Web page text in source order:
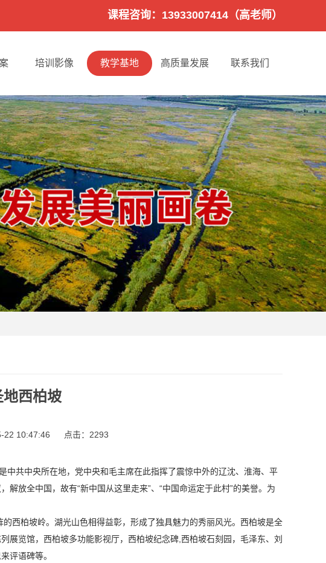
课程咨询：13933007414（高老师）
培训影像 教学基地 高质量发展 联系我们
地西柏坡
22 10:47:46 点击： 2293
共中央所在地，党中央和毛主席在此指挥了震惊中外的辽沈、淮海、平
放全中国，故有“新中国从这里走来”、“中国命运定于此村”的美誉。为
西柏坡岭。湖光山色相得益彰，形成了独具魅力的秀丽风光。西柏坡是全
展览馆，西柏坡多功能影视厅，西柏坡纪念碑,西柏坡石刻园，毛泽东、刘
评语碑等。